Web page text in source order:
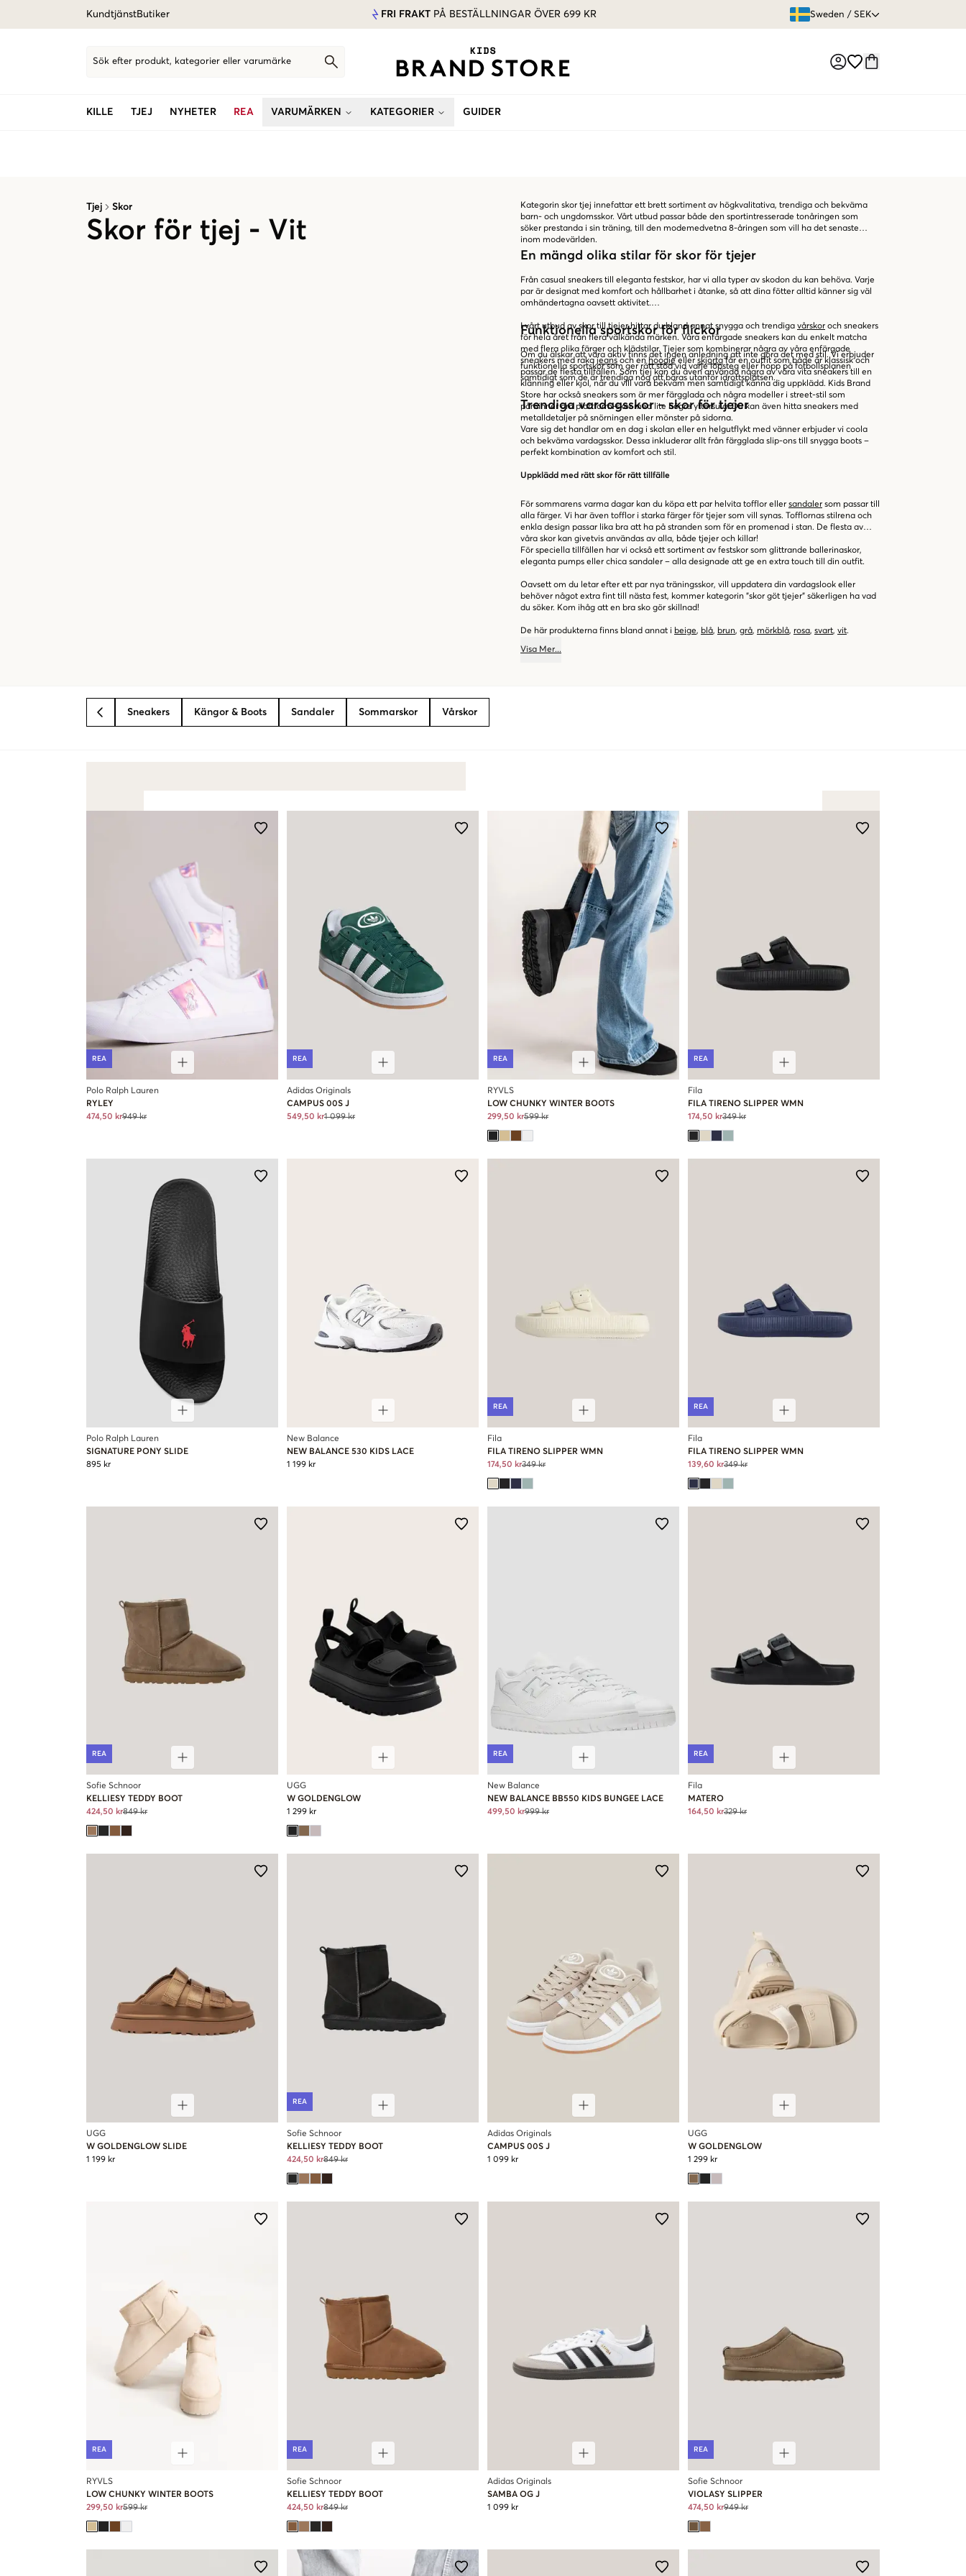
KundtjänstButiker FRI FRAKT PÅ BESTÄLLNINGAR ÖVER 699 KR Sweden / SEK
Sök efter produkt, kategorier eller varumärke
KILLE TJEJ NYHETER REA VARUMÄRKEN KATEGORIER GUIDER
Tjej Skor
Skor för tjej - Vit
Kategorin skor tjej innefattar ett brett sortiment av högkvalitativa, trendiga och bekväma
barn- och ungdomsskor. Vårt utbud passar både den sportintresserade tonåringen som
söker prestanda i sin träning, till den modemedvetna 8-åringen som vill ha det senaste
inom modevärlden.
En mängd olika stilar för skor för tjejer
Från casual sneakers till eleganta festskor, har vi alla typer av skodon du kan behöva. Varje
par är designat med komfort och hållbarhet i åtanke, så att dina fötter alltid känner sig väl
omhändertagna oavsett aktivitet.
I vårt utbud av skor till tjejer hittar du bland annat snygga och trendiga vårskor och sneakers
för hela året från flera välkända märken. Våra enfärgade sneakers kan du enkelt matcha
med flera olika färger och klädstilar. Tjejer som kombinerar några av våra enfärgade
sneakers med raka jeans och en hoodieeller skjortafår en outfit som både är klassisk och
passar de flesta tillfällen. Som tjej kan du även använda några av våra vita sneakers till en
klänning eller kjol, när du vill vara bekväm men samtidigt känna dig uppklädd. Kids Brand
Store har också sneakers som är mer färgglada och några modeller i street-stil som
påminner om plattform-skor med lite högre yttersula. Du kan även hitta sneakers med
metalldetaljer på snörningen eller mönster på sidorna.
Funktionella sportskor för flickor
Om du älskar att vara aktiv finns det ingen anledning att inte göra det med stil. Vi erbjuder
funktionella sportskor som ger rätt stöd vid varje löpsteg eller hopp på fotbollsplanen
samtidigt som de är trendiga nog att bäras utanför idrottsplatsen.
Trendiga vardagsskor – skor för tjejer
Vare sig det handlar om en dag i skolan eller en helgutflykt med vänner erbjuder vi coola
och bekväma vardagsskor. Dessa inkluderar allt från färgglada slip-ons till snygga boots –
perfekt kombination av komfort och stil.
Uppklädd med rätt skor för rätt tillfälle
För sommarens varma dagar kan du köpa ett par helvita tofflor eller sandaler som passar till
alla färger. Vi har även tofflor i starka färger för tjejer som vill synas. Tofflornas stilrena och
enkla design passar lika bra att ha på stranden som för en promenad i stan. De flesta av
våra skor kan givetvis användas av alla, både tjejer och killar!
För speciella tillfällen har vi också ett sortiment av festskor som glittrande ballerinaskor,
eleganta pumps eller chica sandaler – alla designade att ge en extra touch till din outfit.
Oavsett om du letar efter ett par nya träningsskor, vill uppdatera din vardagslook eller
behöver något extra fint till nästa fest, kommer kategorin "skor göt tjejer" säkerligen ha vad
du söker. Kom ihåg att en bra sko gör skillnad!
De här produkterna finns bland annat i beige, blå, brun, grå, mörkblå, rosa, svart, vit.
Visa Mer...
BACK Sneakers Kängor & Boots Sandaler Sommarskor Vårskor
REA
Polo Ralph Lauren
RYLEY
474,50 kr949 kr
REA
Adidas Originals
CAMPUS 00S J
549,50 kr1 099 kr
REA
RYVLS
LOW CHUNKY WINTER BOOTS
299,50 kr599 kr
REA
Fila
FILA TIRENO SLIPPER WMN
174,50 kr349 kr
Polo Ralph Lauren
SIGNATURE PONY SLIDE
895 kr
New Balance
NEW BALANCE 530 KIDS LACE
1 199 kr
REA
Fila
FILA TIRENO SLIPPER WMN
174,50 kr349 kr
REA
Fila
FILA TIRENO SLIPPER WMN
139,60 kr349 kr
REA
Sofie Schnoor
KELLIESY TEDDY BOOT
424,50 kr849 kr
UGG
W GOLDENGLOW
1 299 kr
REA
New Balance
NEW BALANCE BB550 KIDS BUNGEE LACE
499,50 kr999 kr
REA
Fila
MATERO
164,50 kr329 kr
UGG
W GOLDENGLOW SLIDE
1 199 kr
REA
Sofie Schnoor
KELLIESY TEDDY BOOT
424,50 kr849 kr
Adidas Originals
CAMPUS 00S J
1 099 kr
UGG
W GOLDENGLOW
1 299 kr
REA
RYVLS
LOW CHUNKY WINTER BOOTS
299,50 kr599 kr
REA
Sofie Schnoor
KELLIESY TEDDY BOOT
424,50 kr849 kr
Adidas Originals
SAMBA OG J
1 099 kr
REA
Sofie Schnoor
VIOLASY SLIPPER
474,50 kr949 kr